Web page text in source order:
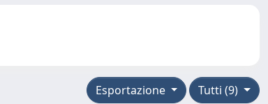
Tutti (9)
Esportazione